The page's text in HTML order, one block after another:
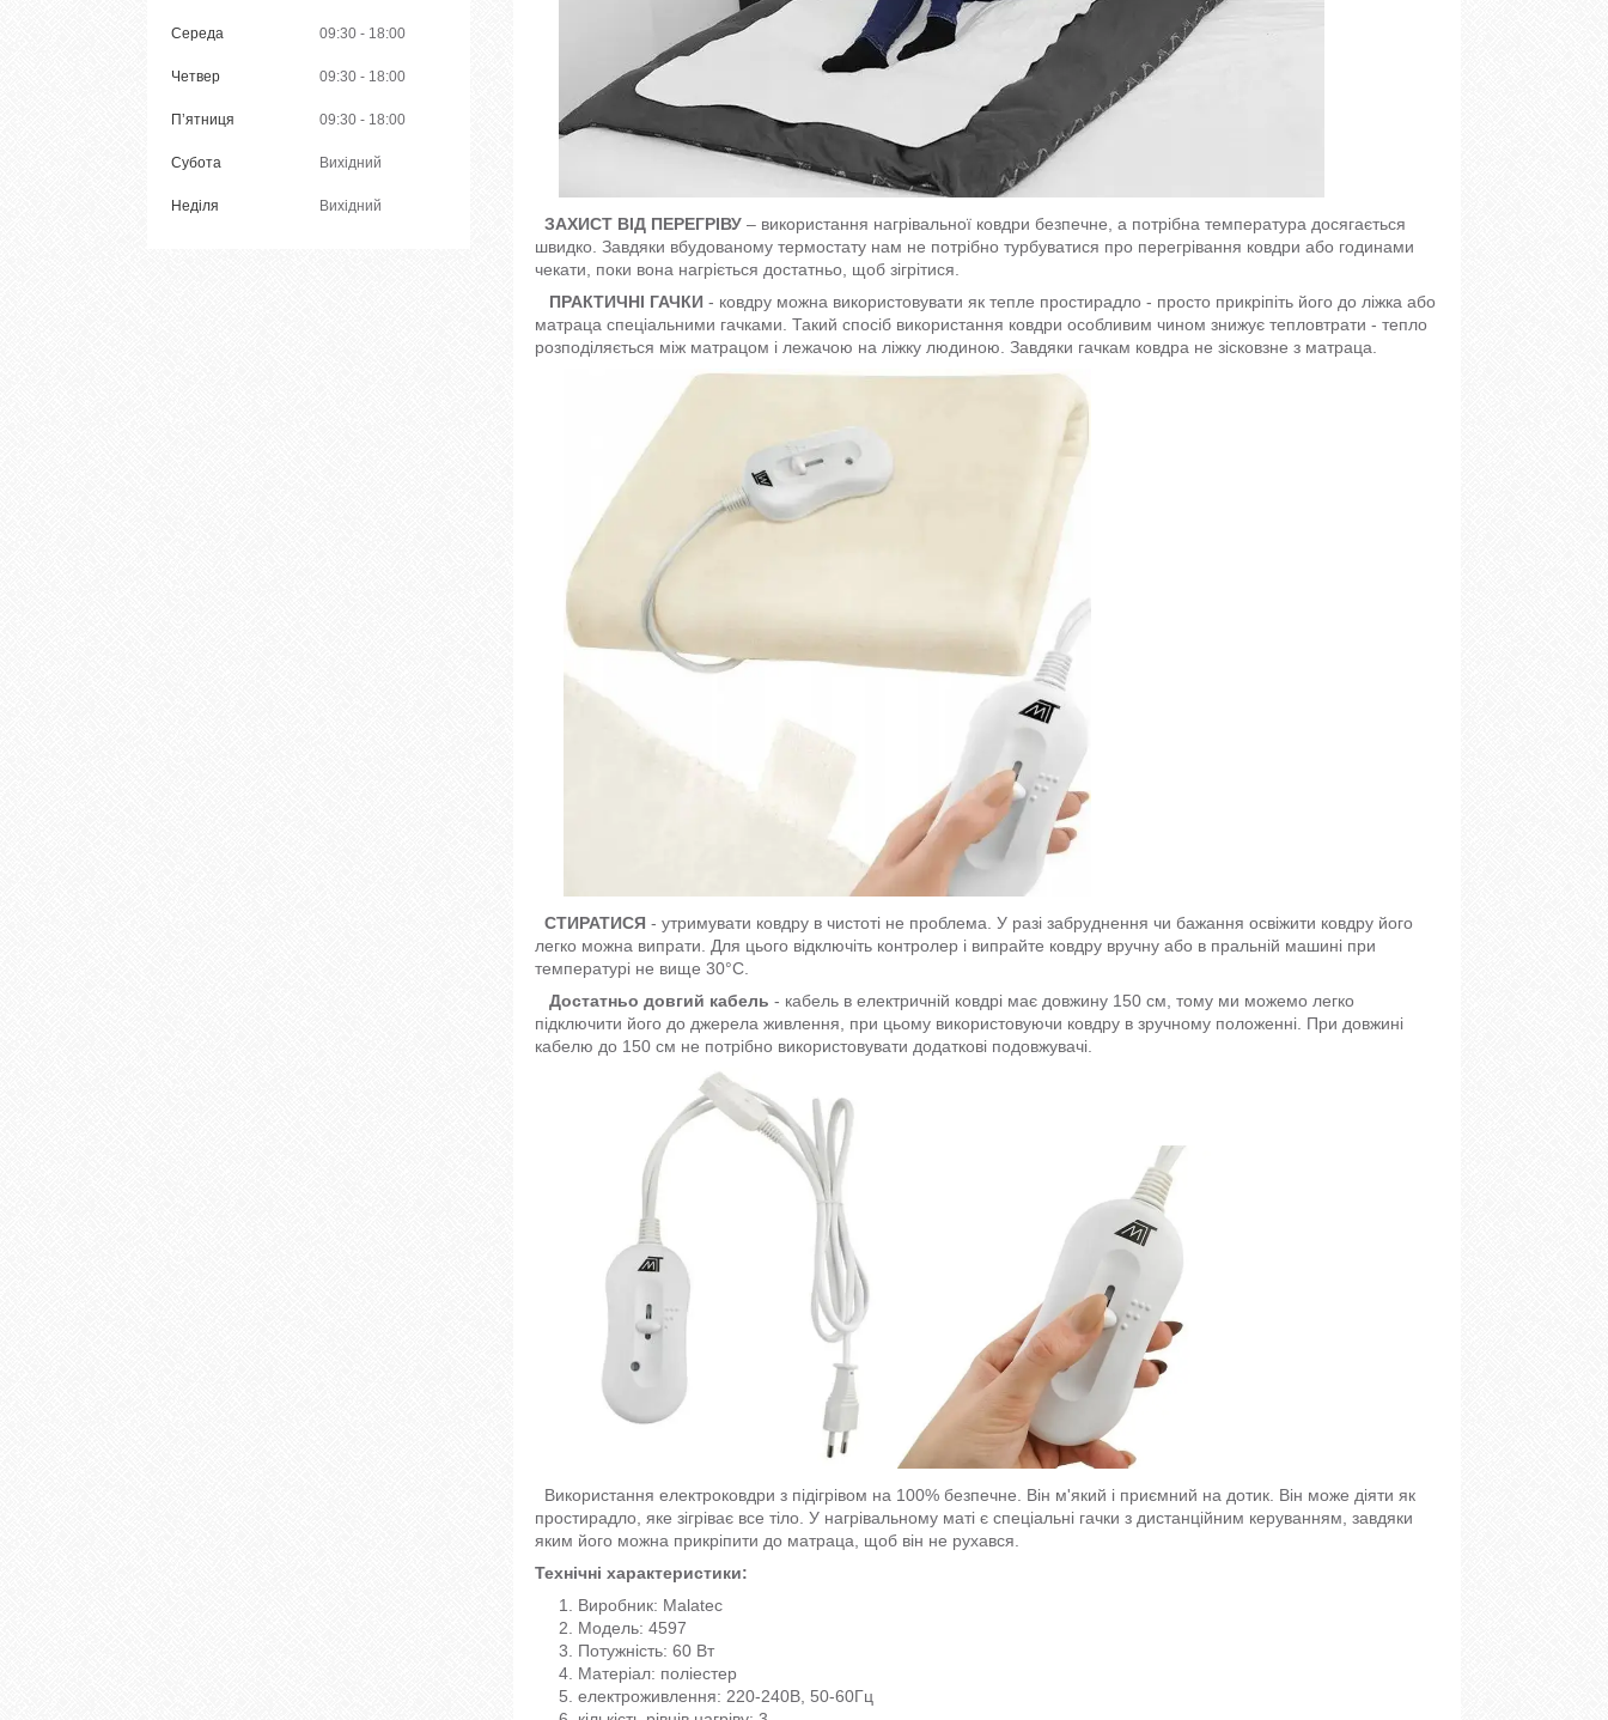
ЗАХИСТ ВІД ПЕРЕГРІВУ – використання нагрівальної ковдри безпечне, а потрібна температура досягається
швидко. Завдяки вбудованому термостату нам не потрібно турбуватися про перегрівання ковдри або годинами
чекати, поки вона нагріється достатньо, щоб зігрітися.
ПРАКТИЧНІ ГАЧКИ - ковдру можна використовувати як тепле простирадло - просто прикріпіть його до ліжка або
матраца спеціальними гачками. Такий спосіб використання ковдри особливим чином знижує тепловтрати - тепло
розподіляється між матрацом і лежачою на ліжку людиною. Завдяки гачкам ковдра не зісковзне з матраца.
СТИРАТИСЯ - утримувати ковдру в чистоті не проблема. У разі забруднення чи бажання освіжити ковдру його
легко можна випрати. Для цього відключіть контролер і випрайте ковдру вручну або в пральній машині при
температурі не вище 30°С.
Достатньо довгий кабель - кабель в електричній ковдрі має довжину 150 см, тому ми можемо легко
підключити його до джерела живлення, при цьому використовуючи ковдру в зручному положенні. При довжині
кабелю до 150 см не потрібно використовувати додаткові подовжувачі.
Використання електроковдри з підігрівом на 100% безпечне. Він м'який і приємний на дотик. Він може діяти як
простирадло, яке зігріває все тіло. У нагрівальному маті є спеціальні гачки з дистанційним керуванням, завдяки
яким його можна прикріпити до матраца, щоб він не рухався.
Технічні характеристики:
Виробник: Malatec
Модель: 4597
Потужність: 60 Вт
Матеріал: поліестер
електроживлення: 220-240В, 50-60Гц
Середа 09:30 18:00
Четвер 09:30 18:00
Пʼятниця 09:30 18:00
Субота Вихідний
Неділя Вихідний